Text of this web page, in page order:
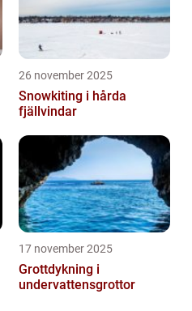
26 november 2025
Snowkiting i hårda
fjällvindar
17 november 2025
Grottdykning i
undervattensgrottor